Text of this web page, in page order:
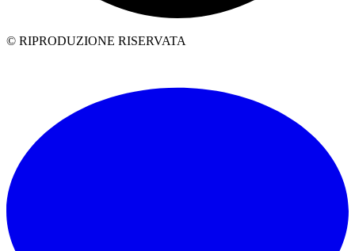
© RIPRODUZIONE RISERVATA